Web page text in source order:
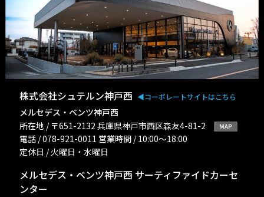
株式会社シュテルン神戸西 ◀︎コーポレートサイトはこちら
メルセデス・ベンツ神戸西
所在地 / 〒651-2132 兵庫県神戸市西区森友4-81-2
電話 / 078-921-0011 営業時間 / 10:00〜18:00
定休日 / 火曜日・水曜日
メルセデス・ベンツ神戸西 サーティファイドカーセ
ンター